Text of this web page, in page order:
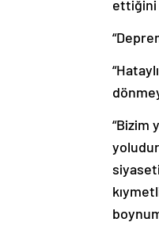
ettiğini
“Bizim